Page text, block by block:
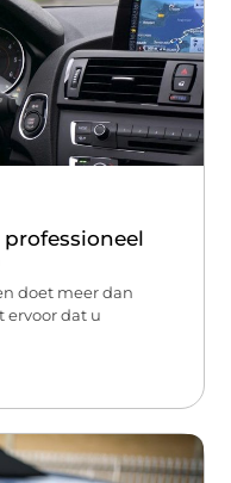
doet meer dan
ervoor dat u